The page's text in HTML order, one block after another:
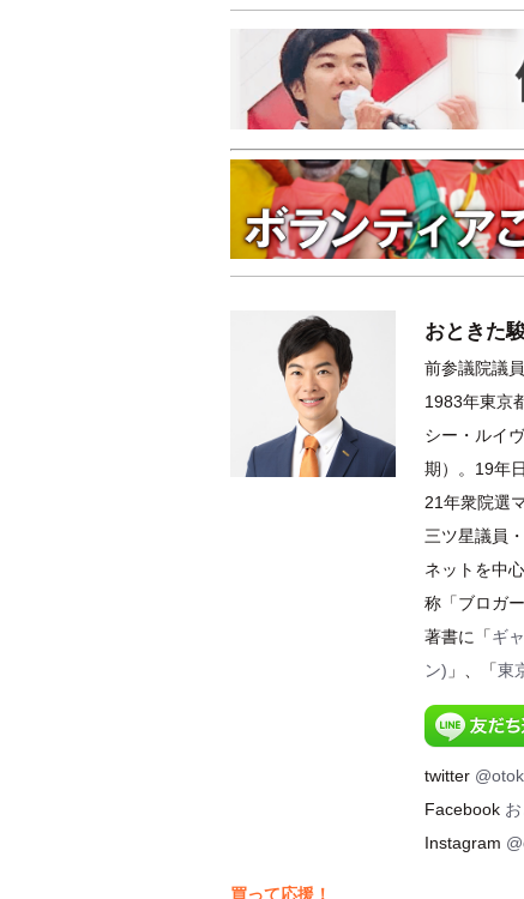
おときた
前参議院議
1983年東京
シー・ルイ
期）。19年
21年衆院選
三ツ星議員
ネットを中
称「ブロガ
著書に「ギ
ン) 」、「東
twitter
Facebook
Instagram
買って応援！